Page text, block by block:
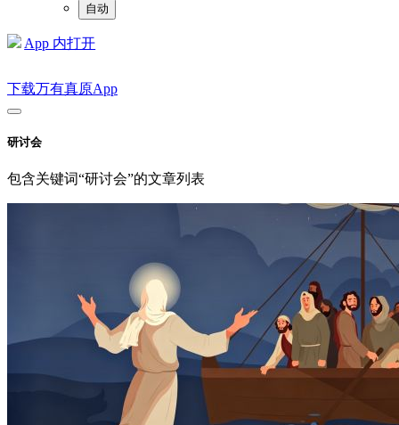
自动
App 内打开
下载万有真原App
研讨会
包含关键词“研讨会”的文章列表